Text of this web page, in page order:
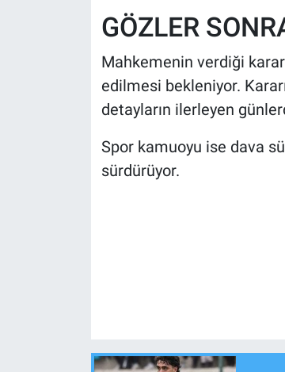
GÖZLER
Mahkemenin verdiği
edilmesi bekleniyor.
detayların ilerleyen
Spor kamuoyu ise dava
sürdürüyor.